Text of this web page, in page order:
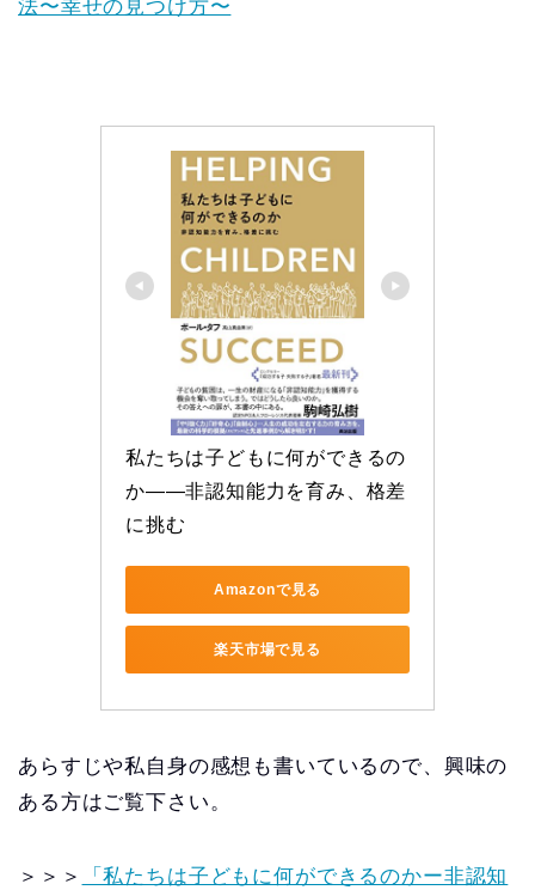
法〜幸せの見つけ方〜
私たちは子どもに何ができるの
か――非認知能力を育み、格差
に挑む
Amazonで見る
楽天市場で見る
あらすじや私自身の感想も書いているので、興味の
ある方はご覧下さい。
＞＞＞ 「私たちは子どもに何ができるのかー非認知